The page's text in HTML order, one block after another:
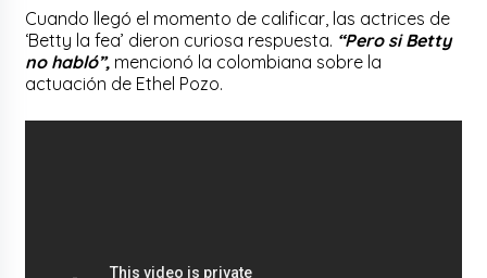
Cuando llegó el momento de calificar, las actrices de
‘Betty la fea’ dieron curiosa respuesta. “Pero si Betty
no habló”, mencionó la colombiana sobre la
actuación de Ethel Pozo.